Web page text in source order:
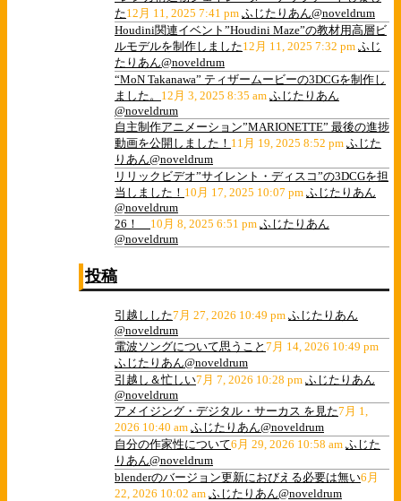
た12月 11, 2025 7:41 pm ふじたりあん@noveldrum
Houdini関連イベント”Houdini Maze”の教材用高層ビ
ルモデルを制作しました12月 11, 2025 7:32 pm ふじ
たりあん@noveldrum
“MoN Takanawa” ティザームービーの3DCGを制作し
ました。 12月 3, 2025 8:35 am ふじたりあん
@noveldrum
自主制作アニメーション”MARIONETTE” 最後の進捗
動画を公開しました！ 11月 19, 2025 8:52 pm ふじた
りあん@noveldrum
リリックビデオ”サイレント・ディスコ”の3DCGを担
当しました！ 10月 17, 2025 10:07 pm ふじたりあん
@noveldrum
26！ 10月 8, 2025 6:51 pm ふじたりあん
@noveldrum
投稿
引越しした7月 27, 2026 10:49 pm ふじたりあん
@noveldrum
電波ソングについて思うこと 7月 14, 2026 10:49 pm
ふじたりあん@noveldrum
引越し＆忙しい7月 7, 2026 10:28 pm ふじたりあん
@noveldrum
アメイジング・デジタル・サーカス を見た7月 1,
2026 10:40 am ふじたりあん@noveldrum
自分の作家性について6月 29, 2026 10:58 am ふじた
りあん@noveldrum
blenderのバージョン更新におびえる必要は無い6月
22, 2026 10:02 am ふじたりあん@noveldrum